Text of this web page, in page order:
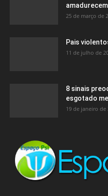
amadurecem
25 de março de
Pais
11 de julho de
8 sinais
esgotado
19 de janeiro de